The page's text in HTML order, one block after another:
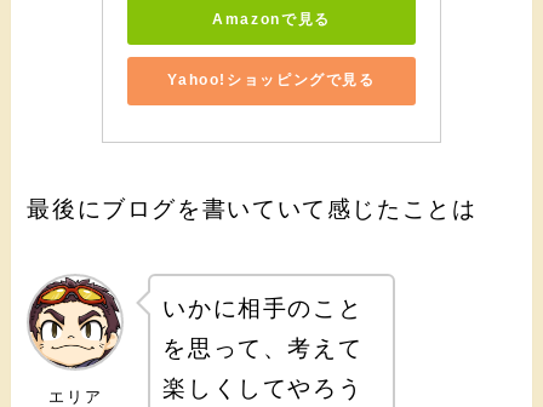
Amazonで見る
Yahoo!ショッピングで見る
最後にブログを書いていて感じたことは
エリア
いかに相手のこと
を思って、考えて
楽しくしてやろう